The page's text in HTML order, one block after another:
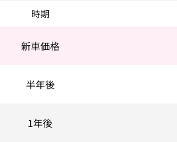
時期
新車価格
半年後
1年後